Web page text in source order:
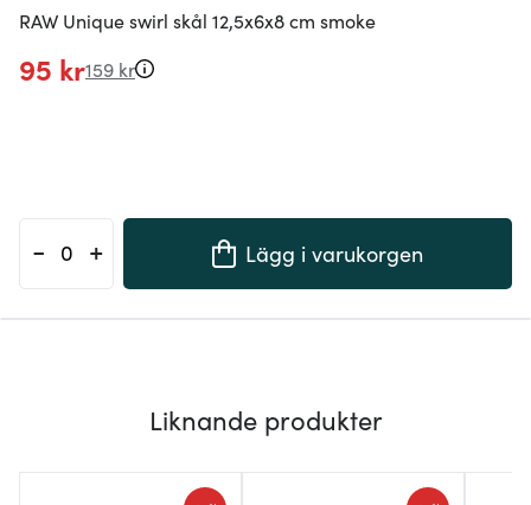
RAW Unique swirl skål 12,5x6x8 cm smoke
95 kr159 kr
- + Lägg i varukorgen
Liknande produkter